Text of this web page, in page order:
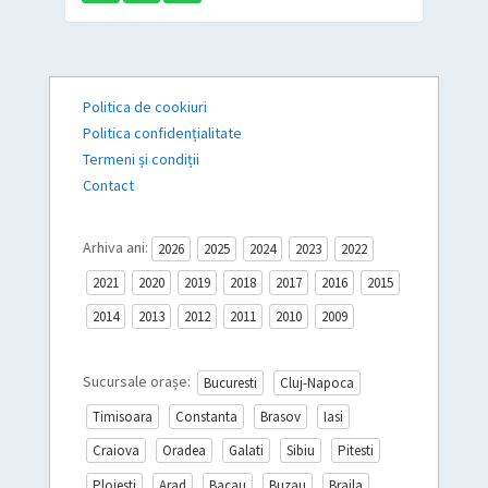
Politica de cookiuri
Politica confidențialitate
Termeni și condiții
Contact
Arhiva ani: 2026 2025 2024 2023
2022
2021
2020 2019 2018 2017 2016
2015
2014
2013 2012 2011 2010 2009
Sucursale orașe: Bucuresti
Cluj-Napoca
Timisoara
Constanta Brasov
Iasi
Craiova
Oradea Galati Sibiu
Pitesti